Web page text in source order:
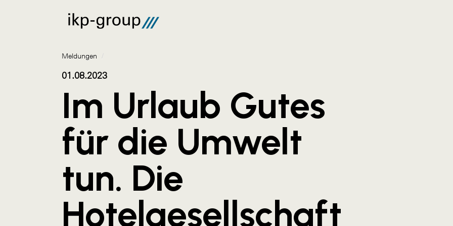
Meldungen /
01.08.2023
Im Urlaub Gutes
für die Umwelt
tun. Die
Hotelgesellschaft